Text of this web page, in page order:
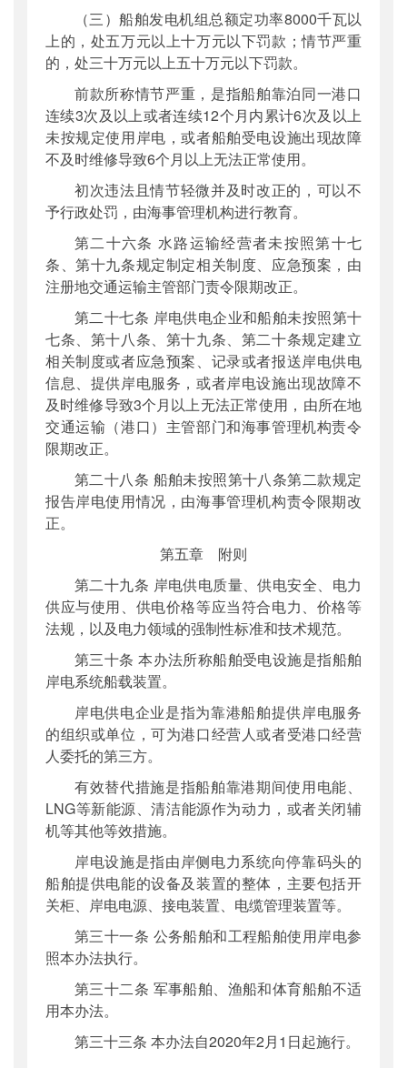
（三）船舶发电机组总额定功率8000千瓦以
上的，处五万元以上十万元以下罚款；情节严重
的，处三十万元以上五十万元以下罚款。
前款所称情节严重，是指船舶靠泊同一港口
连续3次及以上或者连续12个月内累计6次及以上
未按规定使用岸电，或者船舶受电设施出现故障
不及时维修导致6个月以上无法正常使用。
初次违法且情节轻微并及时改正的，可以不
予行政处罚，由海事管理机构进行教育。
第二十六条 水路运输经营者未按照第十七
条、第十九条规定制定相关制度、应急预案，由
注册地交通运输主管部门责令限期改正。
第二十七条 岸电供电企业和船舶未按照第十
七条、第十八条、第十九条、第二十条规定建立
相关制度或者应急预案、记录或者报送岸电供电
信息、提供岸电服务，或者岸电设施出现故障不
及时维修导致3个月以上无法正常使用，由所在地
交通运输（港口）主管部门和海事管理机构责令
限期改正。
第二十八条 船舶未按照第十八条第二款规定
报告岸电使用情况，由海事管理机构责令限期改
正。
第五章 附则
第二十九条 岸电供电质量、供电安全、电力
供应与使用、供电价格等应当符合电力、价格等
法规，以及电力领域的强制性标准和技术规范。
第三十条 本办法所称船舶受电设施是指船舶
岸电系统船载装置。
岸电供电企业是指为靠港船舶提供岸电服务
的组织或单位，可为港口经营人或者受港口经营
人委托的第三方。
有效替代措施是指船舶靠港期间使用电能、
LNG等新能源、清洁能源作为动力，或者关闭辅
机等其他等效措施。
岸电设施是指由岸侧电力系统向停靠码头的
船舶提供电能的设备及装置的整体，主要包括开
关柜、岸电电源、接电装置、电缆管理装置等。
第三十一条 公务船舶和工程船舶使用岸电参
照本办法执行。
第三十二条 军事船舶、渔船和体育船舶不适
用本办法。
第三十三条 本办法自2020年2月1日起施行。